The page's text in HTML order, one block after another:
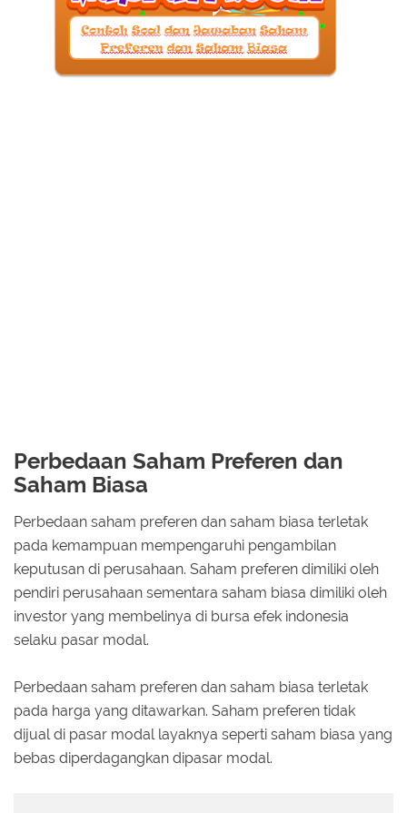
Perbedaan Saham Preferen dan
Saham Biasa
Perbedaan saham preferen dan saham biasa terletak
pada kemampuan mempengaruhi pengambilan
keputusan di perusahaan. Saham preferen dimiliki oleh
pendiri perusahaan sementara saham biasa dimiliki oleh
investor yang membelinya di bursa efek indonesia
selaku pasar modal.
Perbedaan saham preferen dan saham biasa terletak
pada harga yang ditawarkan. Saham preferen tidak
dijual di pasar modal layaknya seperti saham biasa yang
bebas diperdagangkan dipasar modal.